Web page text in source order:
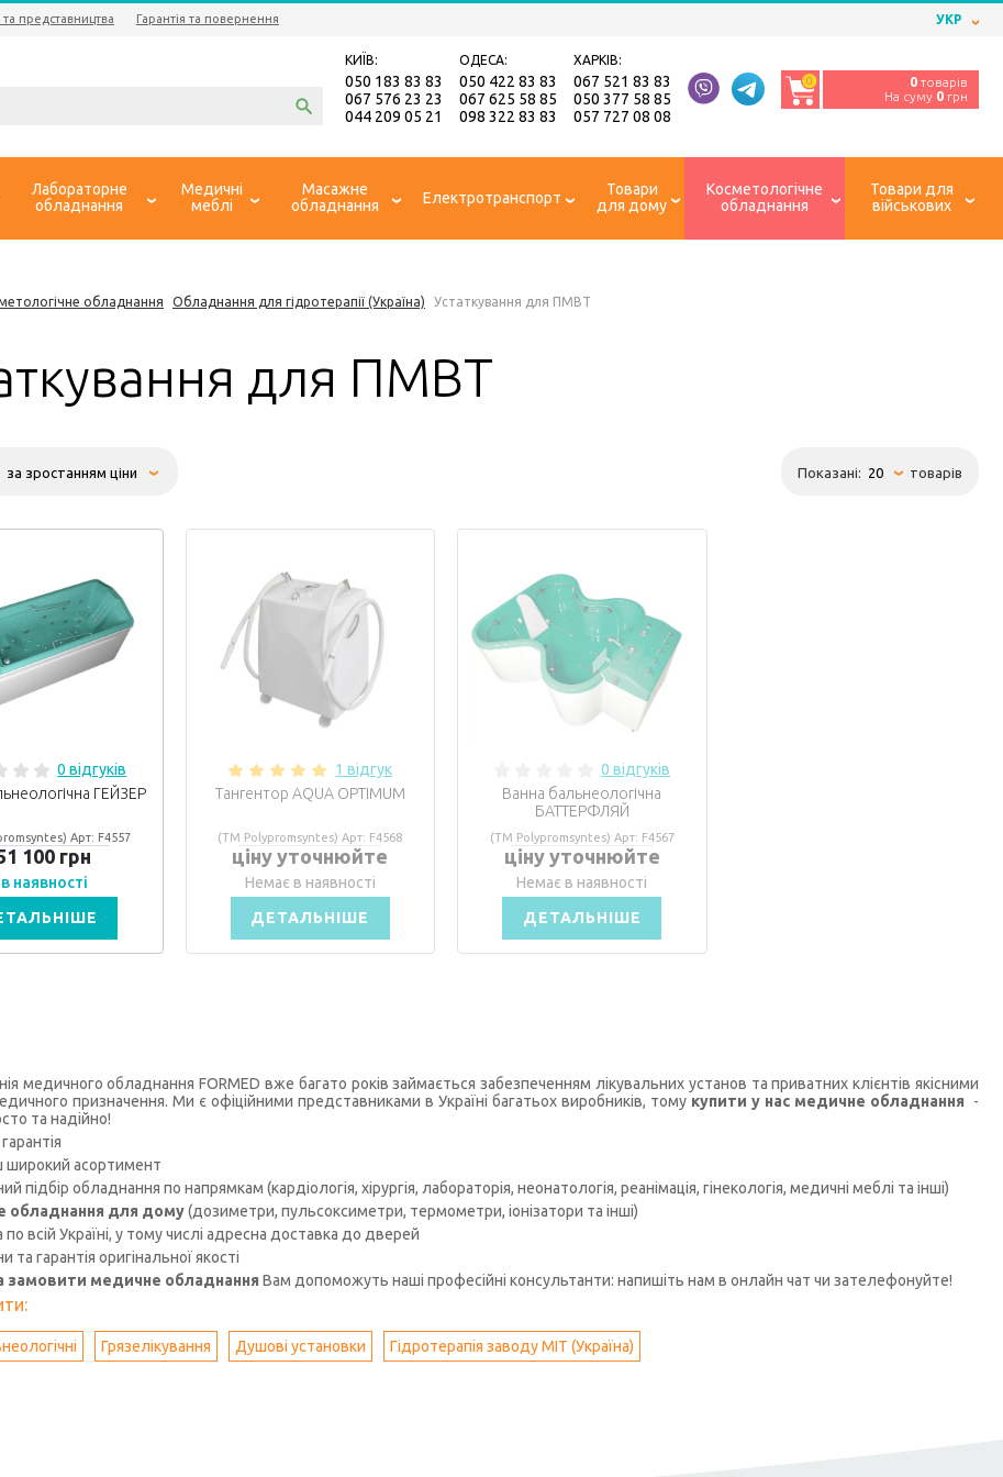
представництва Гарантія та повернення УКР
КИЇВ:
050 183 83 83
067 576 23 23
044 209 05 21
ОДЕСА:
050 422 83 83
067 625 58 85
098 322 83 83
ХАРКІВ:
067 521 83 83
050 377 58 85
057 727 08 08
0 0 товарів
На суму 0 грн
Лабораторне
обладнання
Медичні
меблі
Масажне
обладнання
Електротранспорт
Товари
для дому
Косметологічне
обладнання
Товари для
військових
обладнання Обладнання для гідротерапії (Україна) Устаткування для ПМВТ
для ПМВТ
Показані: товарів
0 відгуків
ГЕЙЗЕР
Арт: F4557
100 грн
наявності
1 відгук
Тангентор AQUA OPTIMUM
(ТМ Polypromsyntes) Арт: F4568
ціну уточнюйте
Немає в наявності
ДЕТАЛЬНІШЕ
0 відгуків
Ванна бальнеологічна
БАТТЕРФЛЯЙ
(ТМ Polypromsyntes) Арт: F4567
ціну уточнюйте
Немає в наявності
ДЕТАЛЬНІШЕ
медичного обладнання FORMED вже багато років займається забезпеченням лікувальних установ та приватних клієнтів якісними
призначення. Ми є офіційними представниками в Україні багатьох виробників, тому купити у нас медичне обладнання
-
та надійно!
широкий асортимент
підбір обладнання по напрямкам (кардіологія, хірургія, лабораторія, неонатологія, реанімація, гінекологія, медичні меблі та інші)
обладнання для дому(дозиметри, пульсоксиметри, термометри, іонізатори та інші)
всій Україні, у тому числі адресна доставка до дверей
та гарантія оригінальної якості
замовити медичне обладнання Вам допоможуть наші професійні консультанти: напишіть нам в онлайн чат чи зателефонуйте!
Грязелікування Душові установки Гідротерапія заводу МІТ (Україна)